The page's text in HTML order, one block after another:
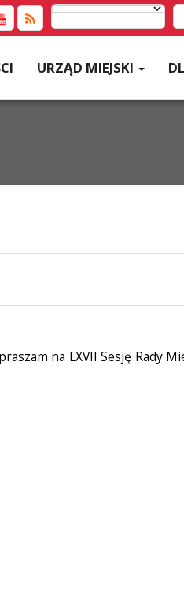
w
URZĄD MIEJSKI
na LXVII Sesję Rady